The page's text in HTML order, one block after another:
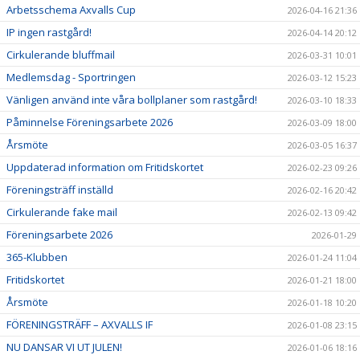
Arbetsschema Axvalls Cup 2026-04-16 21:36
IP ingen rastgård! 2026-04-14 20:12
Cirkulerande bluffmail 2026-03-31 10:01
Medlemsdag - Sportringen 2026-03-12 15:23
Vänligen använd inte våra bollplaner som rastgård! 2026-03-10 18:33
Påminnelse Föreningsarbete 2026 2026-03-09 18:00
Årsmöte 2026-03-05 16:37
Uppdaterad information om Fritidskortet 2026-02-23 09:26
Föreningsträff inställd 2026-02-16 20:42
Cirkulerande fake mail 2026-02-13 09:42
Föreningsarbete 2026 2026-01-29
365-Klubben 2026-01-24 11:04
Fritidskortet 2026-01-21 18:00
Årsmöte 2026-01-18 10:20
FÖRENINGSTRÄFF – AXVALLS IF 2026-01-08 23:15
NU DANSAR VI UT JULEN! 2026-01-06 18:16